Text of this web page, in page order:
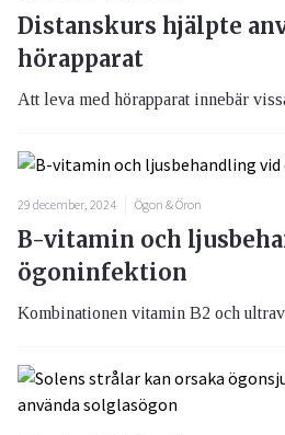
Distanskurs hjälpte
hörapparat
Att leva med hörapparat innebär
29 december, 2024 Ögon & Öron
B-vitamin och
ögoninfektion
Kombinationen vitamin B2 och